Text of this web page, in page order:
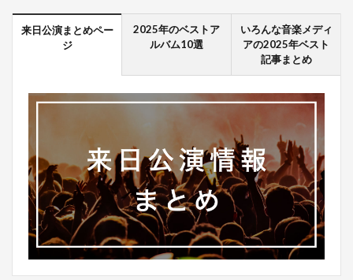
来日公演まとめペー
ジ
2025年のベストア
ルバム10選
いろんな音楽メディ
アの2025年ベスト
記事まとめ